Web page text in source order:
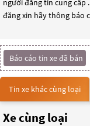
người đăng tin cung cấp
đăng xin hãy thông báo
Báo cáo tin xe đã bán
Tin xe khác cùng loại
Xe cùng loại